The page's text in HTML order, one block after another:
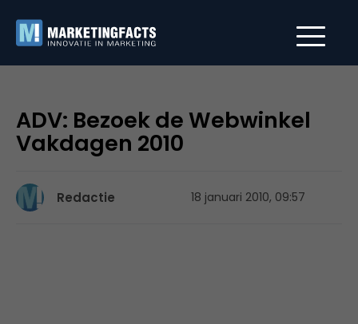
ADV: Bezoek de Webwinkel
Vakdagen 2010
Redactie 18 januari 2010, 09:57